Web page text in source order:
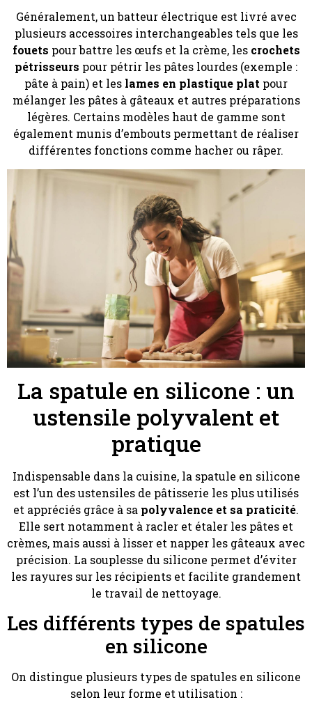
Généralement, un batteur électrique est livré avec
plusieurs accessoires interchangeables tels que les
fouets pour battre les œufs et la crème, les crochets
pétrisseurs pour pétrir les pâtes lourdes (exemple :
pâte à pain) et les lames en plastique plat pour
mélanger les pâtes à gâteaux et autres préparations
légères. Certains modèles haut de gamme sont
également munis d’embouts permettant de réaliser
différentes fonctions comme hacher ou râper.
La spatule en silicone : un
ustensile polyvalent et
pratique
Indispensable dans la cuisine, la spatule en silicone
est l’un des ustensiles de pâtisserie les plus utilisés
et appréciés grâce à sa polyvalence et sa praticité.
Elle sert notamment à racler et étaler les pâtes et
crèmes, mais aussi à lisser et napper les gâteaux avec
précision. La souplesse du silicone permet d’éviter
les rayures sur les récipients et facilite grandement
le travail de nettoyage.
Les différents types de spatules
en silicone
On distingue plusieurs types de spatules en silicone
selon leur forme et utilisation :